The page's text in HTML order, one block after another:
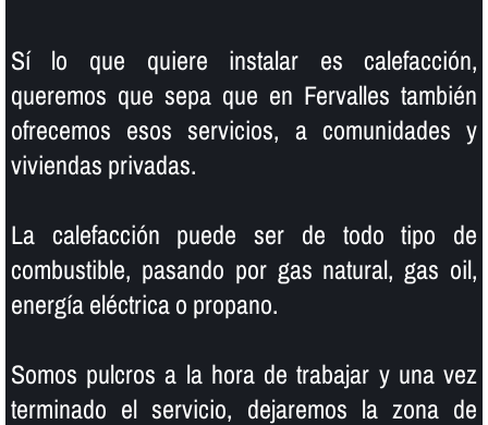
Sí­ lo que quiere instalar es calefacción,
queremos que sepa que en Fervalles también
ofrecemos esos servicios, a comunidades y
viviendas privadas.
La calefacción puede ser de todo tipo de
combustible, pasando por gas natural, gas oil,
energí­a eléctrica o propano.
Somos pulcros a la hora de trabajar y una vez
terminado el servicio, dejaremos la zona de